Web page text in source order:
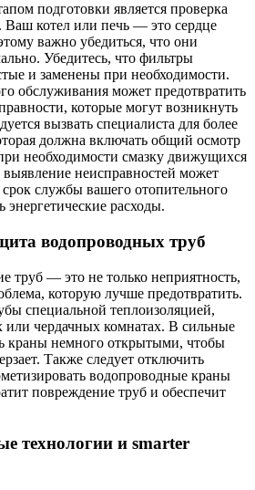
подготовки является проверка
Ваш котел или печь — это сердце
важно убедиться, что они
Убедитесь, что фильтры
и заменены при необходимости.
обслуживания может предотвратить
которые могут возникнуть
вызвать специалиста для более
должна включать общий осмотр
необходимости смазку движущихся
неисправностей может
срок службы вашего отопительного
энергетические расходы.
водопроводных труб
труб — это не только неприятность,
которую лучше предотвратить.
специальной теплоизоляцией,
или чердачных комнатах. В сильные
краны немного открытыми, чтобы
Также следует отключить
водопроводные краны
повреждение труб и обеспечит
технологии и smarter